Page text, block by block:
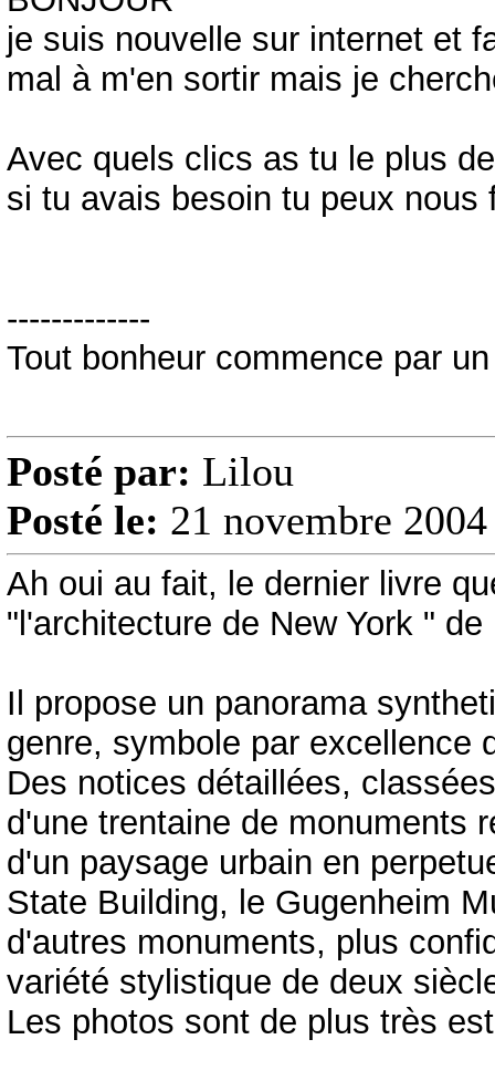
je suis nouvelle sur internet et
mal à m'en sortir mais je
Avec quels clics as tu le plus
si tu avais besoin tu peux
-------------
Tout bonheur commence par
Posté par: Lilou
Posté le: 21 novembre
Ah oui au fait, le dernier livre
"l'architecture de New York "
Il propose un panorama
genre, symbole par excellence
Des notices détaillées,
d'une trentaine de monuments
d'un paysage urbain en
State Building, le Gugenheim
d'autres monuments, plus
variété stylistique de deux
Les photos sont de plus très